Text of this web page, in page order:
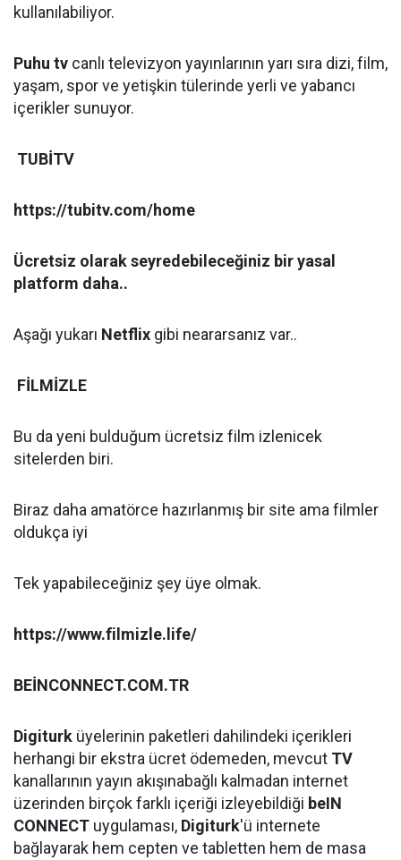
kullanılabiliyor.
Puhu tv canlı televizyon yayınlarının yarı sıra dizi, film,
yaşam, spor ve yetişkin tülerinde yerli ve yabancı
içerikler sunuyor.
TUBİTV
https://tubitv.com/home
Ücretsiz olarak seyredebileceğiniz bir yasal
platform daha..
Aşağı yukarı Netflix gibi neararsanız var..
FİLMİZLE
Bu da yeni bulduğum ücretsiz film izlenicek
sitelerden biri.
Biraz daha amatörce hazırlanmış bir site ama filmler
oldukça iyi
Tek yapabileceğiniz şey üye olmak.
https://www.filmizle.life/
BEİNCONNECT.COM.TR
Digiturk üyelerinin paketleri dahilindeki içerikleri
herhangi bir ekstra ücret ödemeden, mevcut TV
kanallarının yayın akışınabağlı kalmadan internet
üzerinden birçok farklı içeriği izleyebildiği beIN
CONNECT uygulaması, Digiturk'ü internete
bağlayarak hem cepten ve tabletten hem de masa